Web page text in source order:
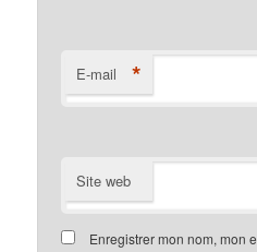
E-mail *
Site web
Enregistrer mon nom, mon